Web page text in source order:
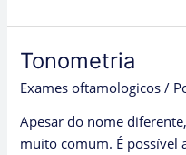
Tonometria
Exames oftamologicos /
Apesar do nome
muito comum. É possível
Tonometria